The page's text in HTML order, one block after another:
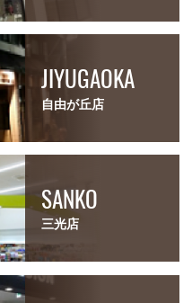
JIYUGAOKA
自由が丘店
SANKO
三光店